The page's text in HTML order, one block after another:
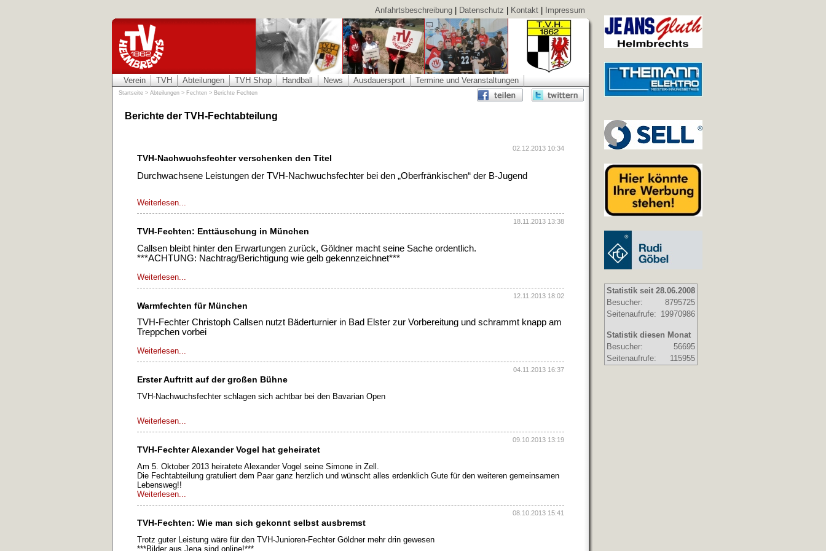
Anfahrtsbeschreibung Datenschutz Kontakt Impressum
Verein TVH Abteilungen TVH Shop Handball News Ausdauersport Termine und Veranstaltungen
Startseite > Abteilungen > Fechten > Berichte Fechten
Berichte der TVH-Fechtabteilung
02.12.2013 10:34
TVH-Nachwuchsfechter verschenken den Titel
Durchwachsene Leistungen der TVH-Nachwuchsfechter bei den „Oberfränkischen“ der B-Jugend
Weiterlesen...
18.11.2013 13:38
TVH-Fechten: Enttäuschung in München
Callsen bleibt hinter den Erwartungen zurück, Göldner macht seine Sache ordentlich.
***ACHTUNG: Nachtrag/Berichtigung wie gelb gekennzeichnet***
Weiterlesen...
12.11.2013 18:02
Warmfechten für München
TVH-Fechter Christoph Callsen nutzt Bäderturnier in Bad Elster zur Vorbereitung und schrammt knapp am
Treppchen vorbei
Weiterlesen...
04.11.2013 16:37
Erster Auftritt auf der großen Bühne
TVH-Nachwuchsfechter schlagen sich achtbar bei den Bavarian Open
Weiterlesen...
09.10.2013 13:19
TVH-Fechter Alexander Vogel hat geheiratet
Am 5. Oktober 2013 heiratete Alexander Vogel seine Simone in Zell.
Die Fechtabteilung gratuliert dem Paar ganz herzlich und wünscht alles erdenklich Gute für den weiteren gemeinsamen
Lebensweg!!
Weiterlesen...
08.10.2013 15:41
TVH-Fechten: Wie man sich gekonnt selbst ausbremst
Trotz guter Leistung wäre für den TVH-Junioren-Fechter Göldner mehr drin gewesen
***Bilder aus Jena sind online!***
Statistik seit 28.06.2008
Besucher:
8795725
Seitenaufrufe: 19970986
Statistik diesen Monat
Besucher:
56695
Seitenaufrufe:
115955